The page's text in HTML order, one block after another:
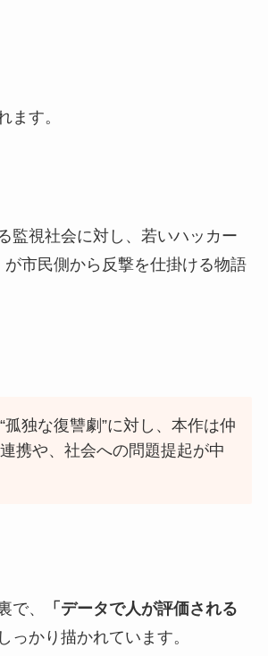
ます。
監視社会に対し、若いハッカー
市民側から反撃を仕掛ける物語
孤独な復讐劇”に対し、本作は仲
携や、社会への問題提起が中
で、
「データで人が評価される
っかり描かれています。